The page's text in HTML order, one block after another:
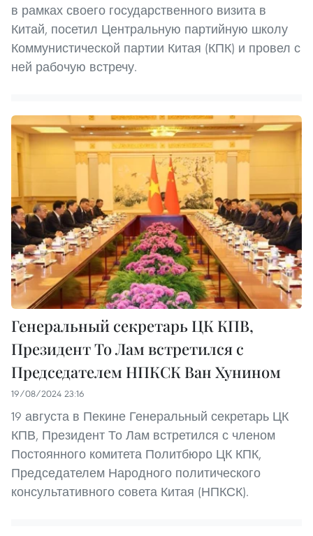
в рамках своего государственного визита в
Китай, посетил Центральную партийную школу
Коммунистической партии Китая (КПК) и провел с
ней рабочую встречу.
Генеральный секретарь ЦК КПВ,
Президент То Лам встретился с
Председателем НПКСК Ван Хунином
19/08/2024 23:16
19 августа в Пекине Генеральный секретарь ЦК
КПВ, Президент То Лам встретился с членом
Постоянного комитета Политбюро ЦК КПК,
Председателем Народного политического
консультативного совета Китая (НПКСК).